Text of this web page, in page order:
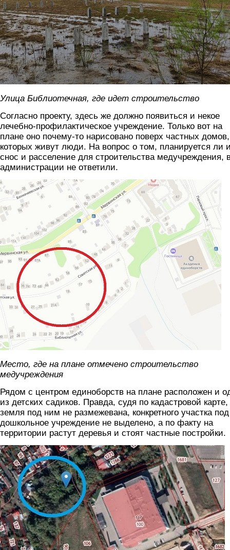
Улица Библиотечная, где идет строительство
Согласно проекту, здесь же должно появиться и некое
лечебно-профилактическое учреждение. Только вот на
плане оно почему-то нарисовано поверх частных
которых живут люди. На вопрос о том, планируется ли
снос и расселение для строительства медучреждения,
администрации не ответили.
karta.jpg
Место, где на плане отмечено строительство
медучреждения
Рядом с центром единоборств на плане расположен и
из детских садиков. Правда, судя по кадастровой карте,
земля под ним не размежевана, конкретного участка под
дошкольное учреждение не выделено, а по факту на
территории растут деревья и стоят частные постройки.
skrin.jpg